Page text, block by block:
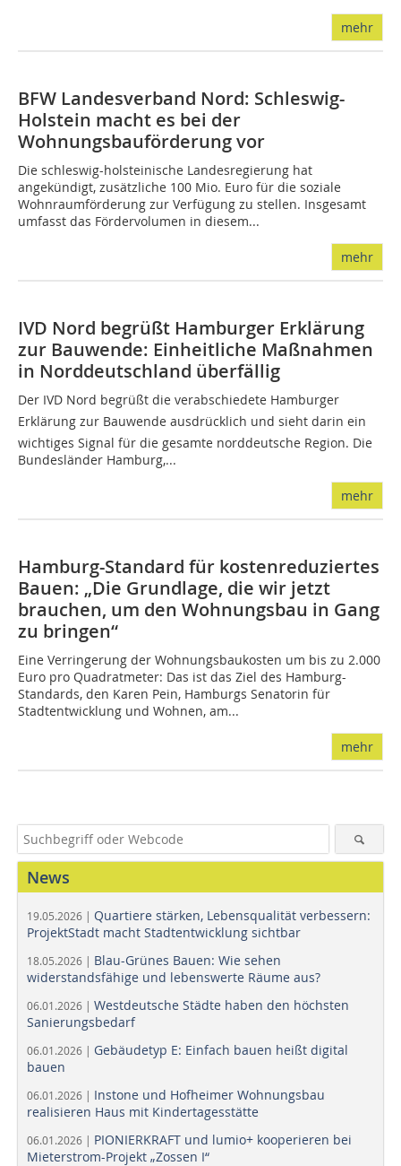
mehr
BFW Landesverband Nord: Schleswig-
Holstein macht es bei der
Wohnungsbauförderung vor
Die schleswig-holsteinische Landesregierung hat
angekündigt, zusätzliche 100 Mio. Euro für die soziale
Wohnraumförderung zur Verfügung zu stellen. Insgesamt
umfasst das Fördervolumen in diesem...
mehr
IVD Nord begrüßt Hamburger Erklärung
zur Bauwende: Einheitliche Maßnahmen
in Norddeutschland überfällig
Der IVD Nord begrüßt die verabschiedete Hamburger
Erklärung zur Bauwende ausdrücklich und sieht darin ein
wichtiges Signal für die gesamte norddeutsche Region. Die
Bundesländer Hamburg,...
mehr
Hamburg-Standard für kostenreduziertes
Bauen: „Die Grundlage, die wir jetzt
brauchen, um den Wohnungsbau in Gang
zu bringen“
Eine Verringerung der Wohnungsbaukosten um bis zu 2.000
Euro pro Quadratmeter: Das ist das Ziel des Hamburg-
Standards, den Karen Pein, Hamburgs Senatorin für
Stadtentwicklung und Wohnen, am...
mehr
News
19.05.2026 | Quartiere stärken, Lebensqualität verbessern:
ProjektStadt macht Stadtentwicklung sichtbar
18.05.2026 | Blau-Grünes Bauen: Wie sehen
widerstandsfähige und lebenswerte Räume aus?
06.01.2026 | Westdeutsche Städte haben den höchsten
Sanierungsbedarf
06.01.2026 | Gebäudetyp E: Einfach bauen heißt digital
bauen
06.01.2026 | Instone und Hofheimer Wohnungsbau
realisieren Haus mit Kindertagesstätte
06.01.2026 | PIONIERKRAFT und lumio+ kooperieren bei
Mieterstrom-Projekt „Zossen I“